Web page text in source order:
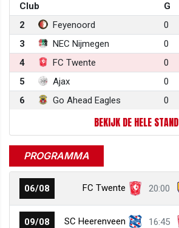
Club G
2
Feyenoord 0
3
NEC Nijmegen 0
4
FC Twente 0
5
Ajax 0
6
Go Ahead Eagles 0
BEKIJK DE HELE STAND
PROGRAMMA
06/08 FC Twente 20:00
09/08 SC Heerenveen 16:45